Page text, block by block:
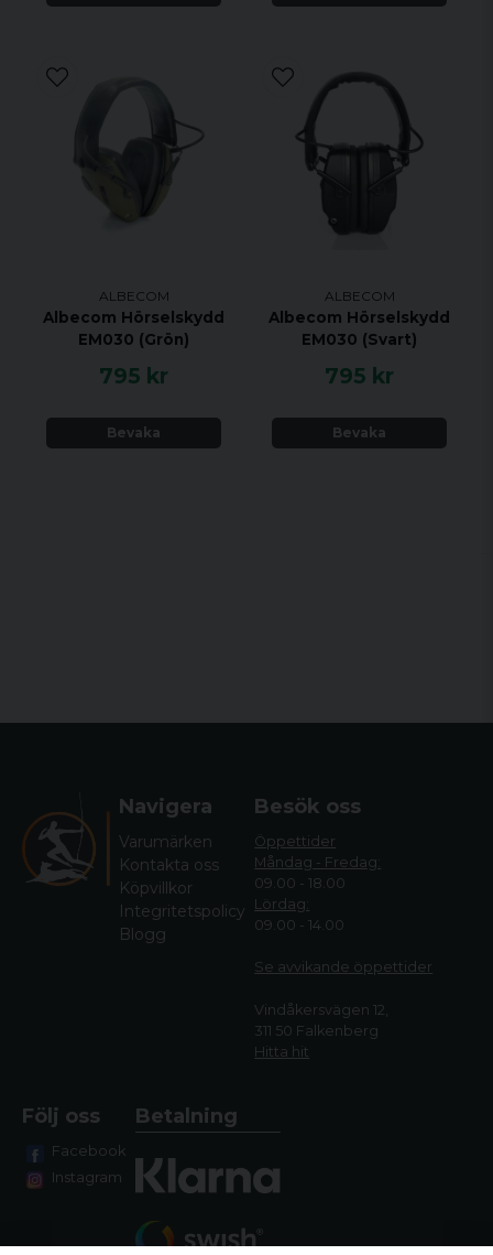
ALBECOM
Albecom Hörselskydd
EM030 (Grön)
795 kr
Bevaka
ALBECOM
Albecom Hörselskydd
EM030 (Svart)
795 kr
Bevaka
Navigera
Varumärken
Kontakta oss
Köpvillkor
Integritetspolicy
Blogg
Besök oss
Öppettider
Måndag - Fredag:
09.00 - 18.00
Lördag:
09.00 - 14.00
Se avvikande öppettider
Vindåkersvägen 12,
311 50 Falkenberg
Hitta hit
Följ oss
Facebook
Instagram
Betalning